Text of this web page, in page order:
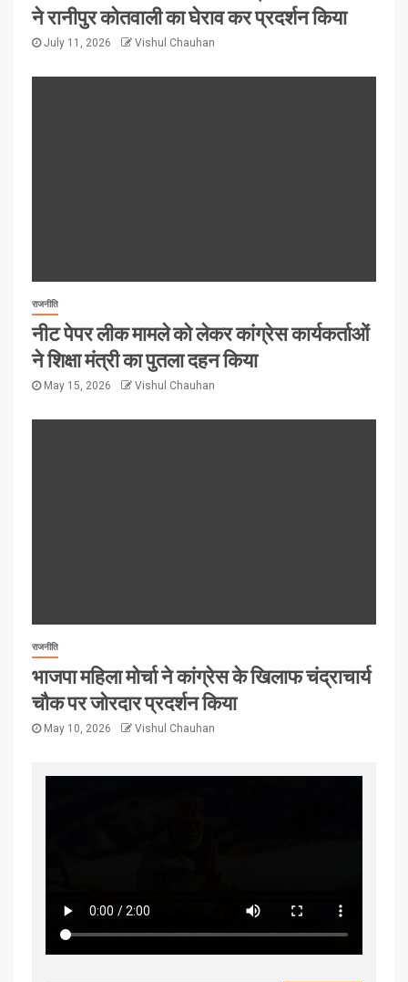
ने रानीपुर कोतवाली का घेराव कर प्रदर्शन किया
July 11, 2026 Vishul Chauhan
राजनीति
नीट पेपर लीक मामले को लेकर कांग्रेस कार्यकर्ताओं
ने शिक्षा मंत्री का पुतला दहन किया
May 15, 2026 Vishul Chauhan
राजनीति
भाजपा महिला मोर्चा ने कांग्रेस के खिलाफ चंद्राचार्य
चौक पर जोरदार प्रदर्शन किया
May 10, 2026 Vishul Chauhan